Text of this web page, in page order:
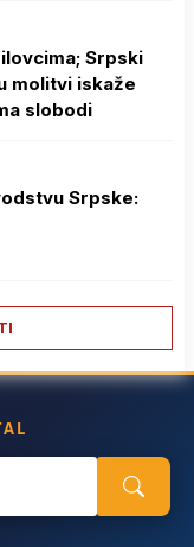
Srpski
molitvi iskaže
slobodi
Srpske: